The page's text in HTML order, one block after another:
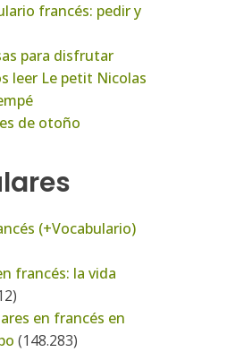
francés: pedir y
para disfrutar
leer Le petit Nicolas
de otoño
(+Vocabulario)
francés: la vida
en francés en
(148.283)